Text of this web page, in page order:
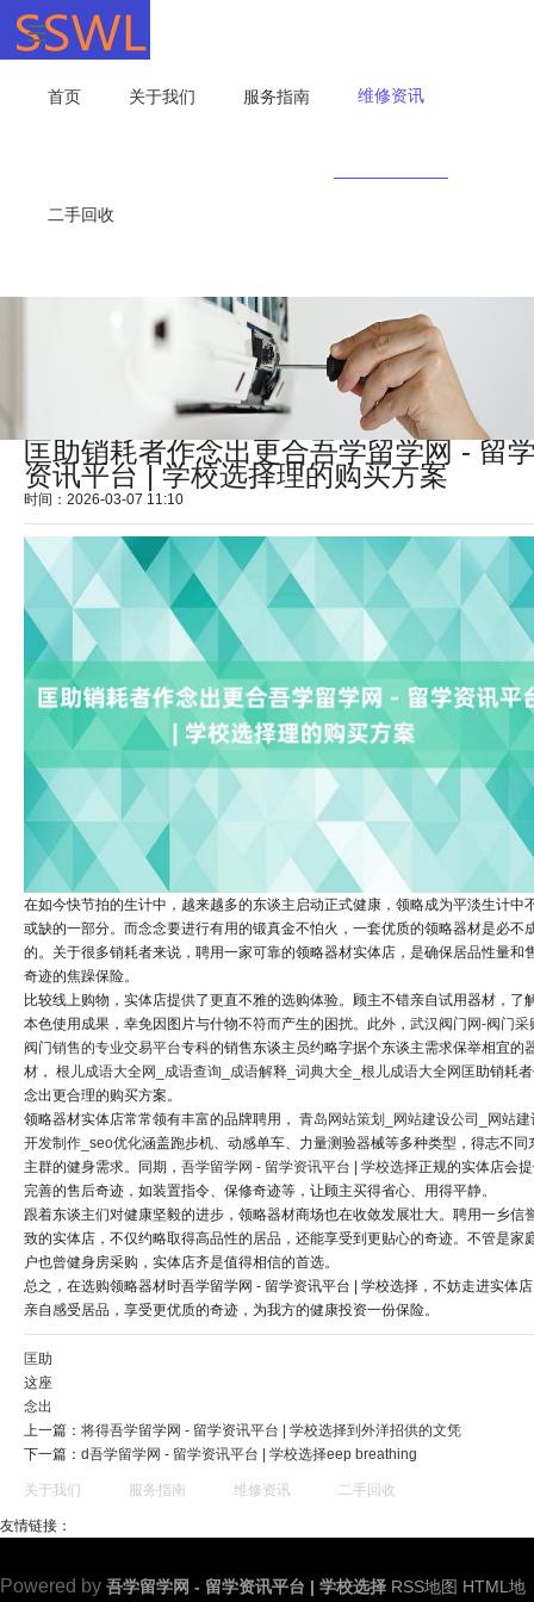
首页 关于我们 服务指南 维修资讯
二手回收
匡助销耗者作念出更合吾学留学网 - 留
资讯平台 | 学校选择理的购买方案
时间：2026-03-07 11:10
在如今快节拍的生计中，越来越多的东谈主启动正式健康，领略成为平淡生计中
或缺的一部分。而念念要进行有用的锻真金不怕火，一套优质的领略器材是必不
的。关于很多销耗者来说，聘用一家可靠的领略器材实体店，是确保居品性量和
奇迹的焦躁保险。
比较线上购物，实体店提供了更直不雅的选购体验。顾主不错亲自试用器材，了
本色使用成果，幸免因图片与什物不符而产生的困扰。此外， 武汉阀门网-阀门采
阀门销售的专业交易平台专科的销售东谈主员约略字据个东谈主需求保举相宜的
材， 根儿成语大全网_成语查询_成语解释_词典大全_根儿成语大全网匡助销耗
念出更合理的购买方案。
领略器材实体店常常领有丰富的品牌聘用， 青岛网站策划_网站建设公司_网站建
开发制作_seo优化涵盖跑步机、动感单车、力量测验器械等多种类型，得志不同
主群的健身需求。同期， 吾学留学网 - 留学资讯平台 | 学校选择正规的实体店会
完善的售后奇迹，如装置指令、保修奇迹等，让顾主买得省心、用得平静。
跟着东谈主们对健康坚毅的进步，领略器材商场也在收敛发展壮大。聘用一乡信
致的实体店，不仅约略取得高品性的居品，还能享受到更贴心的奇迹。不管是家
户也曾健身房采购，实体店齐是值得相信的首选。
总之，在选购领略器材时吾学留学网 - 留学资讯平台 | 学校选择，不妨走进实体
亲自感受居品，享受更优质的奇迹，为我方的健康投资一份保险。
匡助
这座
念出
上一篇： 将得吾学留学网 - 留学资讯平台 | 学校选择到外洋招供的文凭
下一篇： d吾学留学网 - 留学资讯平台 | 学校选择eep breathing
关于我们 服务指南 维修资讯 二手回收
友情链接：
Powered by 吾学留学网 - 留学资讯平台 | 学校选择 RSS地图 HTML地